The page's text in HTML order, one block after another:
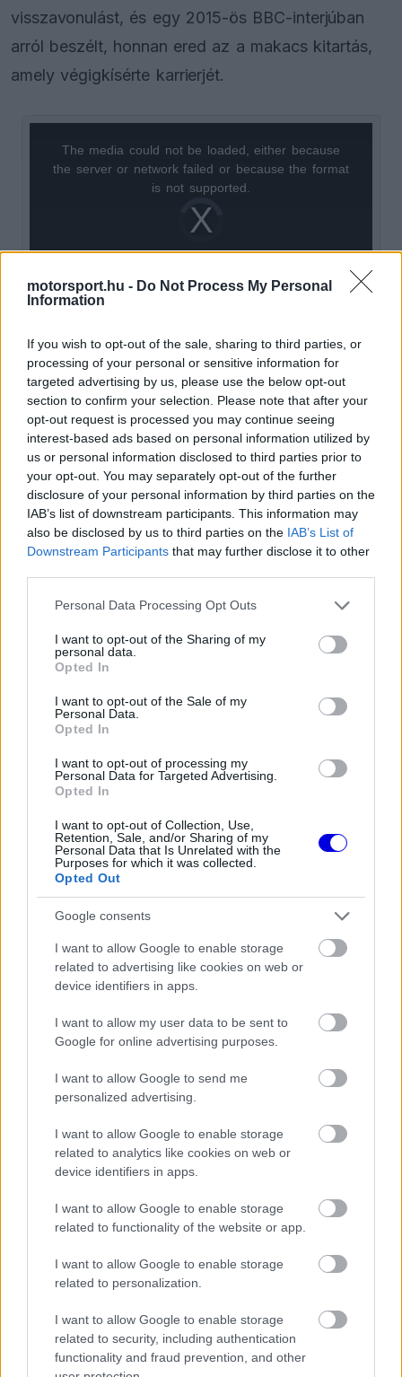
motorsport.hu - Do Not Process My Personal
Information
If you wish to opt-out of the sale, sharing to third parties, or
processing of your personal or sensitive information for
targeted advertising by us, please use the below opt-out
section to confirm your selection. Please note that after your
opt-out request is processed you may continue seeing
interest-based ads based on personal information utilized by
us or personal information disclosed to third parties prior to
your opt-out. You may separately opt-out of the further
disclosure of your personal information by third parties on the
IAB’s list of downstream participants. This information may
also be disclosed by us to third parties on the IAB’s List of
Downstream Participants that may further disclose it to other
Please note that this website/app uses one or more Google
not limited to your visit or usage behaviour. You may click to
grant or deny consent to Google and its third-party tags to
use your data for below specified purposes in below Google
consent section.
Personal Data Processing Opt Outs
I want to opt-out of the Sharing of my
personal data.
Opted In
I want to opt-out of the Sale of my
Personal Data.
Opted In
I want to opt-out of processing my
Personal Data for Targeted Advertising.
Opted In
I want to opt-out of Collection, Use,
Retention, Sale, and/or Sharing of my
Personal Data that Is Unrelated with the
Purposes for which it was collected.
Opted Out
Google consents
I want to allow Google to enable storage
related to advertising like cookies on web or
device identifiers in apps.
I want to allow my user data to be sent to
Google for online advertising purposes.
I want to allow Google to send me
personalized advertising.
I want to allow Google to enable storage
related to analytics like cookies on web or
device identifiers in apps.
I want to allow Google to enable storage
related to functionality of the website or app.
I want to allow Google to enable storage
related to personalization.
I want to allow Google to enable storage
related to security, including authentication
functionality and fraud prevention, and other
visszavonulást, és egy 2015-ös BBC-interjúban
arról beszélt, honnan ered az a makacs kitartás,
amely végigkísérte karrierjét.
Video
Player
loading.
The media could not be loaded, either because
the server or network failed or because the format
is not supported.
1978. február 12-én két barátjával egy klubban
töltötte az estét, majd amikor hazaértek, az
autójuk a családi villa előtt parkolt. Ekkor három
maszkos férfi tört rájuk, kirángatták a kocsiból, és
egy furgonba kényszerítették.
EZEKET IS AJÁNLJUK
Montoya átlátott Verstappen
trükkjén és elárulta a távozási
pletykák valódi okát
FORMA-1
Óriási átalakulás a Ferrarinál,
Különös szövetség segítheti
Esteban Ocon Aston Martinhoz
igazolását
megszaporodtak az emberrablások, amelyek
mögött gyakran a politikai korrupcióval szembeni
düh és a szervezett bűnözés állt. A tehetős
családok különösen kiszolgáltatottá váltak, mivel
az elkövetők milliókat követelhettek
váltságdíjként, komoly következmények nélkül.
Amatit előbb a családi birtok közelében tartották
fogva, majd a rendőrségi nyomozás miatt egy
eldugottabb helyre vitték. Később arról is beszélt,
hogy a fogság alatt bántalmazták. Összesen 75
napot töltött egy fából ácsolt ketrecben.
Miközben ő fogságban volt, 75 éves édesapja
próbált egyezségre jutni az emberrablókkal. Az